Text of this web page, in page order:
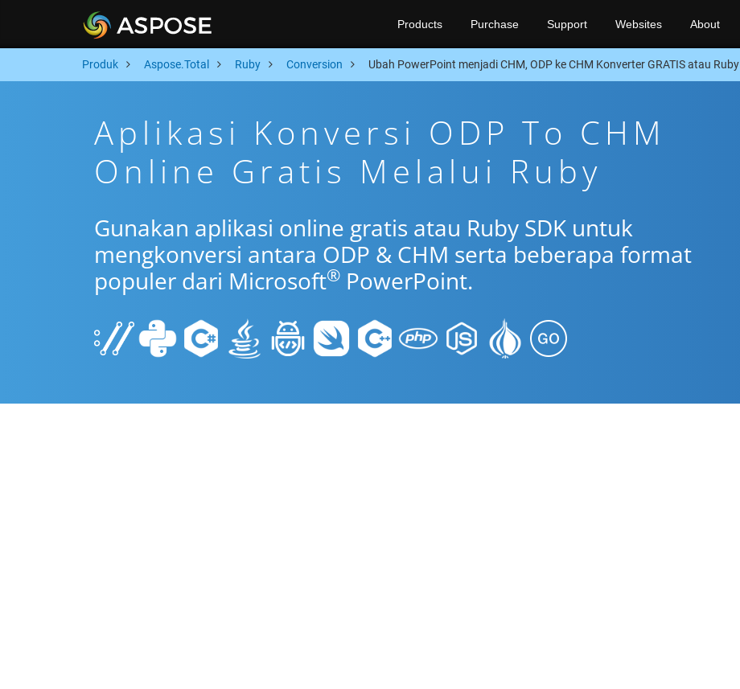
Products Purchase Support Websites About
Produk Aspose.Total Ruby Conversion Ubah PowerPoint menjadi CHM, ODP ke CHM Konverter GRATIS atau Ruby
Aplikasi Konversi ODP To CHM
Online Gratis Melalui Ruby
Gunakan aplikasi online gratis atau Ruby SDK untuk
mengkonversi antara ODP & CHM serta beberapa format
populer dari Microsoft® PowerPoint.